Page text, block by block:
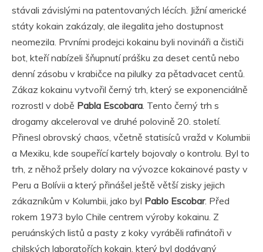
stávali závislými na patentovaných lécích. Jižní americké
státy kokain zakázaly, ale ilegalita jeho dostupnost
neomezila. Prvními prodejci kokainu byli novináři a čističi
bot, kteří nabízeli šňupnutí prášku za deset centů nebo
denní zásobu v krabičce na pilulky za pětadvacet centů.
Zákaz kokainu vytvořil černý trh, který se exponenciálně
rozrostl v době Pabla Escobara . Tento černý trh s
drogamy akceleroval ve druhé polovině 20. století.
Přinesl obrovský chaos, včetně statisíců vražd v Kolumbii
a Mexiku, kde soupeřící kartely bojovaly o kontrolu. Byl to
trh, z něhož pršely dolary na vývozce kokainové pasty v
Peru a Bolívii a který přinášel ještě větší zisky jejich
zákazníkům v Kolumbii, jako byl Pablo Escobar. Před
rokem 1973 bylo Chile centrem výroby kokainu. Z
peruánských listů a pasty z koky vyráběli rafinátoři v
chilských laboratořích kokain, který byl dodávaný